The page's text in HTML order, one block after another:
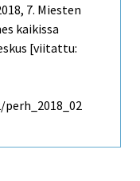
7. Miesten
kaikissa
[viitattu: